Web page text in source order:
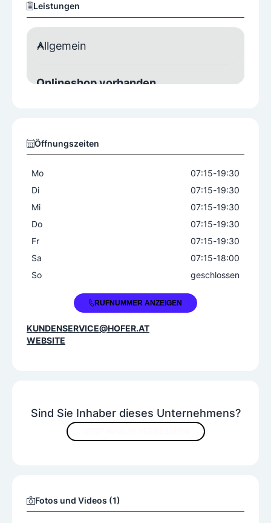
Leistungen
Allgemein
Onlineshop vorhanden
Sind Sie Inhaber dieses Unternehmens?
Fotos und Videos (1)
Öffnungszeiten
Mo 07:15-19:30
Di
07:15-19:30
Mi
07:15-19:30
Do
07:15-19:30
Fr
07:15-19:30
Sa
07:15-18:00
So
geschlossen
+43 57 0303 5500RUFNUMMER ANZEIGEN
KUNDENSERVICE@HOFER.AT
WEBSITE